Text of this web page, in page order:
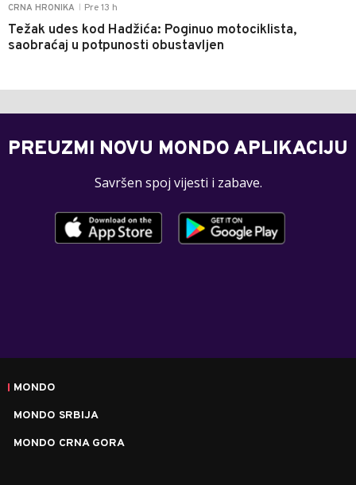
CRNA HRONIKA Pre 13 h
Težak udes kod Hadžića: Poginuo motociklista,
saobraćaj u potpunosti obustavljen
PREUZMI NOVU MONDO APLIKACIJU
Savršen spoj vijesti i zabave.
MONDO
MONDO SRBIJA
MONDO CRNA GORA